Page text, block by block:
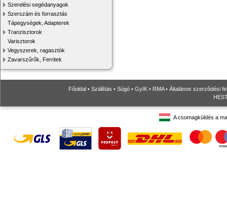
Szerelési segédanyagok
Szerszám és forrasztás
Tápegységek, Adapterek
Tranzisztorok
Varisztorok
Vegyszerek, ragasztók
Zavarszűrők, Ferritek
Főoldal • Szállítás • Súgó • GyIK • RMA• Általános szerződési
A csomagküldés a